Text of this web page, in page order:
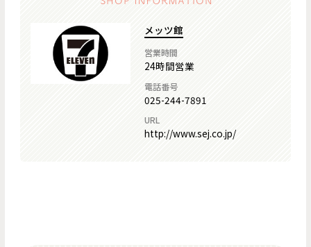
メッツ館
営業時間
24時間営業
電話番号
025-244-7891
URL
http://www.sej.co.jp/